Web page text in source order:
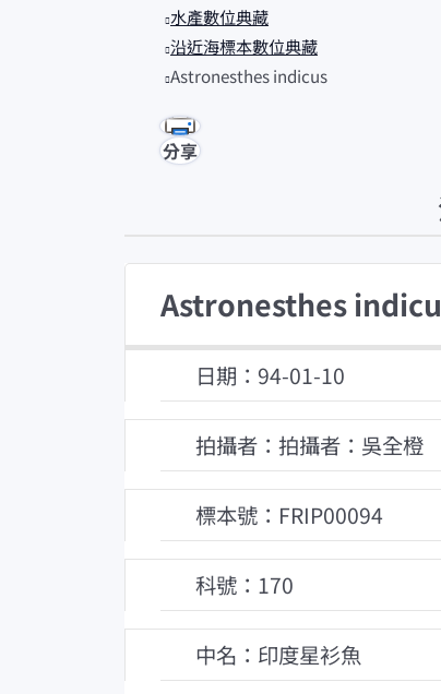
水產數位典藏
沿近海標本數位典藏
Astronesthes indicus
分享
Astronesthes
日期：94-01-10
拍攝者：拍攝者：吳全橙
標本號：FRIP00094
科號：170
中名：印度星衫魚